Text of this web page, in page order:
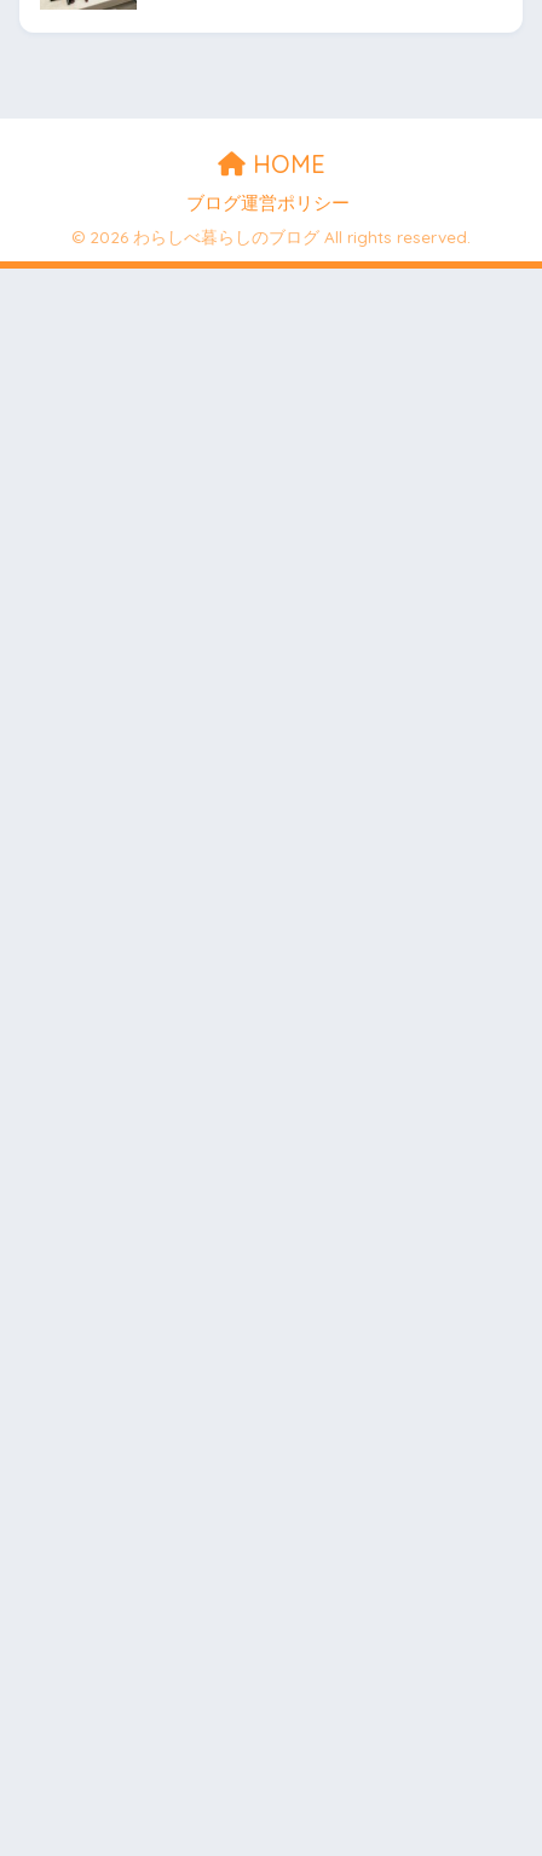
HOME
ブログ運営ポリシー
© 2026 わらしべ暮らしのブログ All rights reserved.